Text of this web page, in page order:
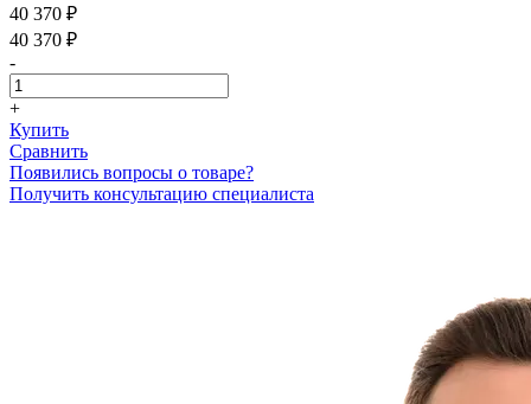
40 370 ₽
40 370 ₽
-
+
Купить
Сравнить
Появились вопросы о товаре?
Получить консультацию специалиста